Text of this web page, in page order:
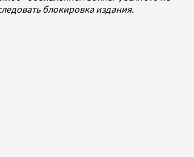
блокировка издания.